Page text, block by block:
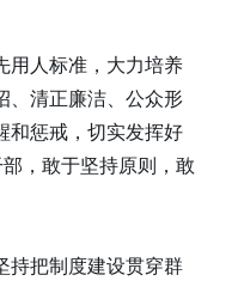
用人标准，大力培养
、清正廉洁、公众形
和惩戒，切实发挥好
，敢于坚持原则，敢
持把制度建设贯穿群